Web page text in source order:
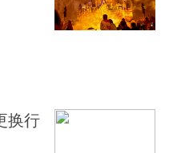
换行